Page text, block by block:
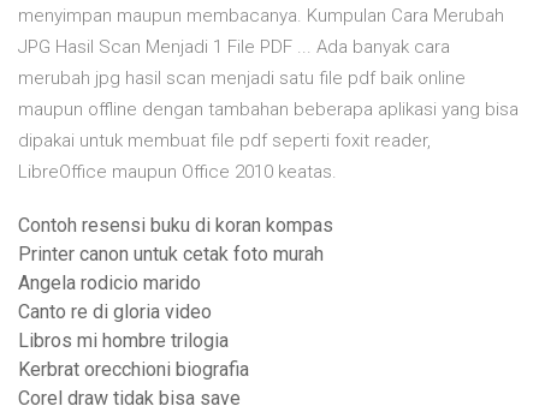
menyimpan maupun membacanya. Kumpulan Cara Merubah
JPG Hasil Scan Menjadi 1 File PDF ... Ada banyak cara
merubah jpg hasil scan menjadi satu file pdf baik online
maupun offline dengan tambahan beberapa aplikasi yang bisa
dipakai untuk membuat file pdf seperti foxit reader,
LibreOffice maupun Office 2010 keatas.
Contoh resensi buku di koran kompas
Printer canon untuk cetak foto murah
Angela rodicio marido
Canto re di gloria video
Libros mi hombre trilogia
Kerbrat orecchioni biografia
Corel draw tidak bisa save